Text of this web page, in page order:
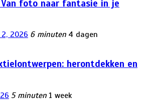
foto naar fantasie in je
2026 6 minuten 4 dagen
herontdekken en
5 minuten 1 week